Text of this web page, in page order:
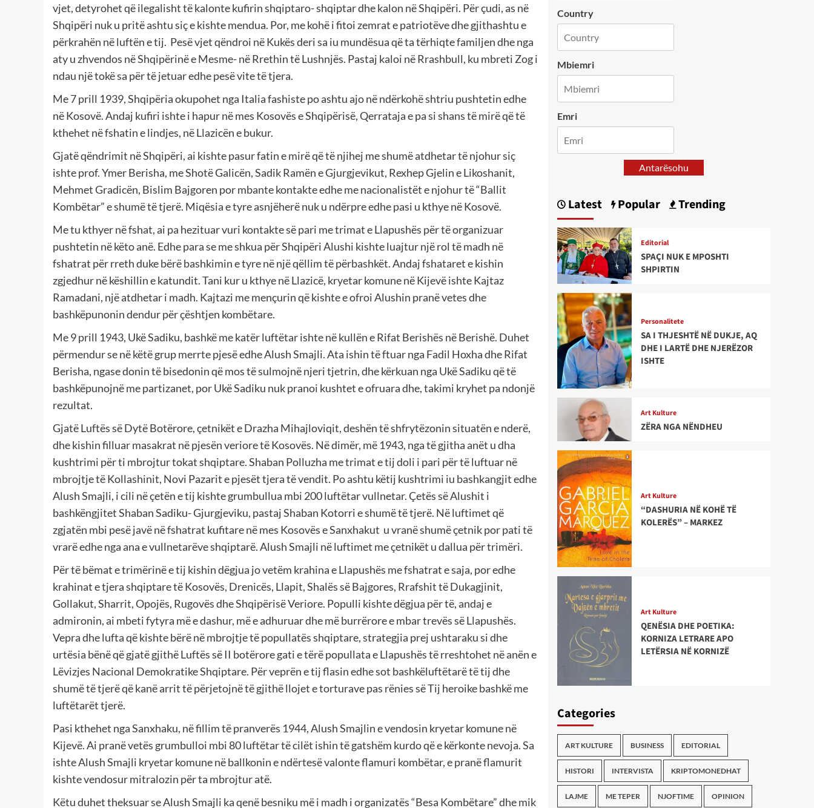
vjet, detyrohet që ilegalisht të kalonte kufirin shqiptaro- shqiptar dhe kalon në Shqipëri. Për çudi, as në
Shqipëri nuk u pritë ashtu siç e kishte mendua. Por, me kohë i fitoi zemrat e patriotëve dhe gjithashtu e
përkrahën në luftën e tij. Pesë vjet qëndroi në Kukës deri sa iu mundësua që ta tërhiqte familjen dhe nga
aty u zhvendos në Shqipërinë e Mesme- në Rrethin të Lushnjës. Pastaj kaloi në Rrashbull, ku mbreti Zog i
ndau një tokë sa për të jetuar edhe pesë vite të tjera.
Me 7 prill 1939, Shqipëria okupohet nga Italia fashiste po ashtu ajo në ndërkohë shtriu pushtetin edhe
në Kosovë. Andaj kufiri ishte i hapur në mes Kosovës e Shqipërisë, Qerrataja e pa si shans të mirë që të
kthehet në fshatin e lindjes, në Llazicën e bukur.
Gjatë qëndrimit në Shqipëri, ai kishte pasur fatin e mirë që të njihej me shumë atdhetar të njohur siç
ishte prof. Ymer Berisha, me Shotë Galicën, Sadik Ramën e Gjurgjevikut, Rexhep Gjelin e Likoshanit,
Mehmet Gradicën, Bislim Bajgoren por mbante kontakte edhe me nacionalistët e njohur të “Ballit
Kombëtar” e shumë të tjerë. Miqësia e tyre asnjëherë nuk u ndërpre edhe pasi u kthye në Kosovë.
Me tu kthyer në fshat, ai pa hezituar vuri kontakte së pari me trimat e Llapushës për të organizuar
pushtetin në këto anë. Edhe para se me shkua për Shqipëri Alushi kishte luajtur një rol të madh në
fshatrat për rreth duke bërë bashkimin e tyre në një qëllim të përbashkët. Andaj fshataret e kishin
zgjedhur në këshillin e katundit. Tani kur u kthye në Llazicë, kryetar komune në Kijevë ishte Kajtaz
Ramadani, një atdhetar i madh. Kajtazi me mençurin që kishte e ofroi Alushin pranë vetes dhe
bashkëpunonin dendur për çështjen kombëtare.
Me 9 prill 1943, Ukë Sadiku, bashkë me katër luftëtar ishte në kullën e Rifat Berishës në Berishë. Duhet
përmendur se në këtë grup merrte pjesë edhe Alush Smajli. Ata ishin të ftuar nga Fadil Hoxha dhe Rifat
Berisha, ngase donin të bisedonin që mos të sulmojnë njeri tjetrin, dhe kërkuan nga Ukë Sadiku që të
bashkëpunojnë me partizanet, por Ukë Sadiku nuk pranoi kushtet e ofruara dhe, takimi kryhet pa ndonjë
rezultat.
Gjatë Luftës së Dytë Botërore, çetnikët e Drazha Mihajloviqit, deshën të shfrytëzonin situatën e nderë,
dhe kishin filluar masakrat në pjesën veriore të Kosovës. Në dimër, më 1943, nga të gjitha anët u dha
kushtrimi për ti mbrojtur tokat shqiptare. Shaban Polluzha me trimat e tij doli i pari për të luftuar në
mbrojtje të Kollashinit, Novi Pazarit e pjesët tjera të vendit. Po ashtu këtij kushtrimi iu bashkangjit edhe
Alush Smajli, i cili në çetën e tij kishte grumbullua mbi 200 luftëtar vullnetar. Çetës së Alushit i
bashkëngjitet Shaban Sadiku- Gjurgjeviku, pastaj Shaban Kotorri e shumë të tjerë. Në luftimet që
zgjatën mbi pesë javë në fshatrat kufitare në mes Kosovës e Sanxhakut u vranë shumë çetnik por pati të
vrarë edhe nga ana e vullnetarëve shqiptarë. Alush Smajli në luftimet me çetnikët u dallua për trimëri.
Për të bëmat e trimërinë e tij kishin dëgjua jo vetëm krahina e Llapushës me fshatrat e saja, por edhe
krahinat e tjera shqiptare të Kosovës, Drenicës, Llapit, Shalës së Bajgores, Rrafshit të Dukagjinit,
Gollakut, Sharrit, Opojës, Rugovës dhe Shqipërisë Veriore. Populli kishte dëgjua për të, andaj e
admironin, ai mbeti fytyra më e dashur, më e adhuruar dhe më burrërore e mbar trevës së Llapushës.
Vepra dhe lufta që kishte bërë në mbrojtje të popullatës shqiptare, strategjia prej ushtaraku si dhe
urtësia bënë që gjatë gjithë Luftës së II botërore gati e tërë popullata e Llapushës të rreshtohet në anën e
Lëvizjes Nacional Demokratike Shqiptare. Për veprën e tij flasin edhe sot bashkëluftëtarë të tij dhe
shumë të tjerë që kanë arrit të përjetojnë të gjithë llojet e torturave pas rënies së Tij heroike bashkë me
luftëtarët tjerë.
Pasi kthehet nga Sanxhaku, në fillim të pranverës 1944, Alush Smajlin e vendosin kryetar komune në
Kijevë. Ai pranë vetës grumbulloi mbi 80 luftëtar të cilët ishin të gatshëm kurdo që e kërkonte nevoja. Sa
ishte Alush Smajli kryetar komune në ballkonin e ndërtesë valonte flamuri kombëtar, e pranë flamurit
kishte vendosur mitralozin për ta mbrojtur atë.
Këtu duhet theksuar se Alush Smajli ka qenë besniku më i madh i organizatës “Besa Kombëtare” dhe mik
Country
Mbiemri
Emri
Antarësohu
Latest Popular Trending
Editorial
SPAÇI NUK E MPOSHTI
SHPIRTIN
Personalitete
SA I THJESHTË NË DUKJE, AQ
DHE I LARTË DHE NJERËZOR
ISHTE
Art Kulture
ZËRA NGA NËNDHEU
Art Kulture
“DASHURIA NË KOHË TË
KOLERËS” – MARKEZ
Art Kulture
QENËSIA DHE POETIKA:
KORNIZA LETRARE APO
LETËRSIA NË KORNIZË
Categories
ART KULTURE BUSINESS EDITORIAL
HISTORI INTERVISTA KRIPTOMONEDHAT
LAJME ME TEPER NJOFTIME OPINION